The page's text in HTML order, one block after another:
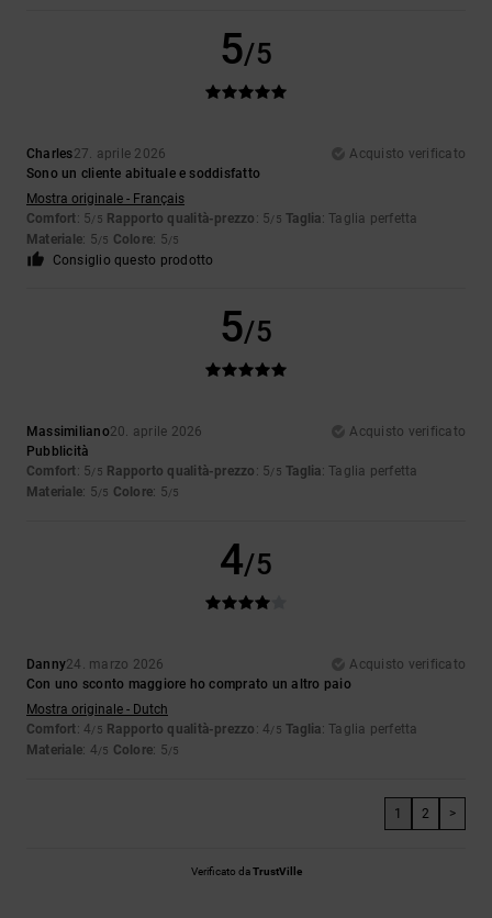
5/5
Charles27. aprile 2026
Acquisto verificato
Sono un cliente abituale e soddisfatto
Mostra originale - Français
Comfort: 5/5 Rapporto qualità-prezzo : 5/5 Taglia: Taglia perfetta
Materiale: 5/5 Colore: 5/5
Consiglio questo prodotto
5/5
Massimiliano20. aprile 2026
Acquisto verificato
Pubblicità
Comfort: 5/5 Rapporto qualità-prezzo : 5/5 Taglia: Taglia perfetta
Materiale: 5/5 Colore: 5/5
4/5
Danny24. marzo 2026
Acquisto verificato
Con uno sconto maggiore ho comprato un altro paio
Mostra originale - Dutch
Comfort: 4/5 Rapporto qualità-prezzo : 4/5 Taglia: Taglia perfetta
Materiale: 4/5 Colore: 5/5
1 2 >
Verificato daTrustVille